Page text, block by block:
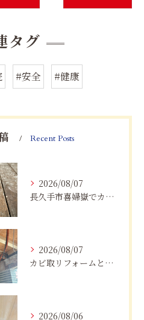
タグ
#安全 #健康
Recent Posts
2026/08/07
長久手市喜婦嶽でカビに悩んだら｜住宅の湿気対策とプロによる解決方法
2026/08/07
カビ取リフォームと専門業者を比較！根本解決を選ぶポイント
2026/08/06